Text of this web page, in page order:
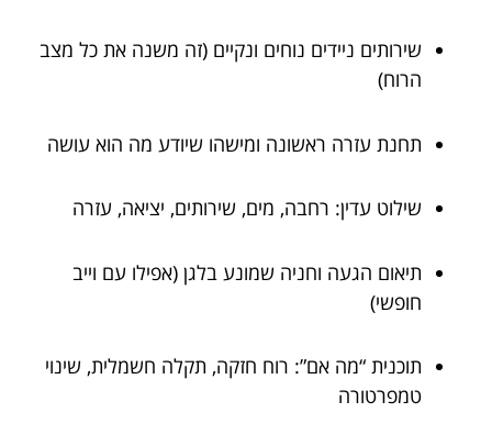
שירותים ניידים נוחים ונקיים (זה משנה את כל מצב
הרוח)
תחנת עזרה ראשונה ומישהו שיודע מה הוא עושה
שילוט עדין: רחבה, מים, שירותים, יציאה, עזרה
תיאום הגעה וחניה שמונע בלגן (אפילו עם וייב
חופשי)
תוכנית “מה אם”: רוח חזקה, תקלה חשמלית, שינוי
טמפרטורה